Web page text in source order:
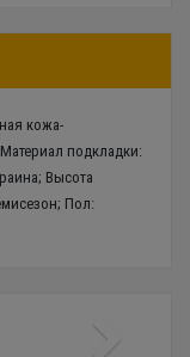
кожа-
подкладки:
Высота
Пол: